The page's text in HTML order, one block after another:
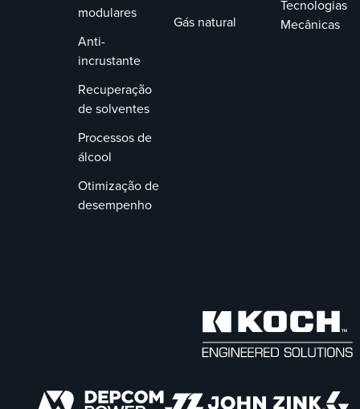
modulares
Anti-
incrustante
Recuperação
de solventes
Processos de
álcool
Otimização de
desempenho
Gás natural
Tecnologias
Mecânicas